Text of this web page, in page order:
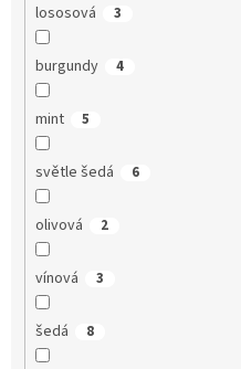
lososová 3
burgundy 4
mint 5
světle šedá 6
olivová 2
vínová 3
šedá 8